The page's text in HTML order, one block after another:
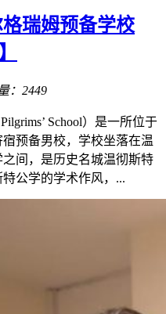
瑞姆预备学校
：2449
School）是一所位于
预备男校，学校坐落在温
间，是历史名城温彻斯特
公学的学术作风，...